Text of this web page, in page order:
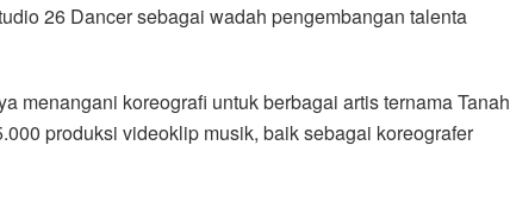
26 Dancer sebagai wadah pengembangan talenta
menangani koreografi untuk berbagai artis ternama Tanah
produksi videoklip musik, baik sebagai koreografer